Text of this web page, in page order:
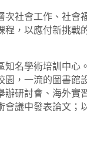
社會工作、社會
，以應付新挑戰
名學術培訓中心
，一流的圖書館
研討會、海外實
議中發表論文；